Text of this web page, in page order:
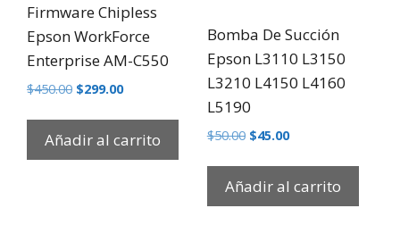
Firmware Chipless
Epson WorkForce
Enterprise AM-C550
$450.00 $299.00
Añadir al carrito
Bomba De Succión
Epson L3110 L3150
L3210 L4150 L4160
L5190
$50.00 $45.00
Añadir al carrito